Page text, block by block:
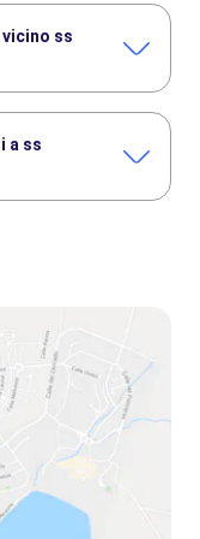
ss
a ss
audioguida
e L'Aia